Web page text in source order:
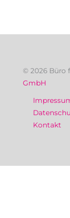
© 2026 Büro
GmbH
Kontakt